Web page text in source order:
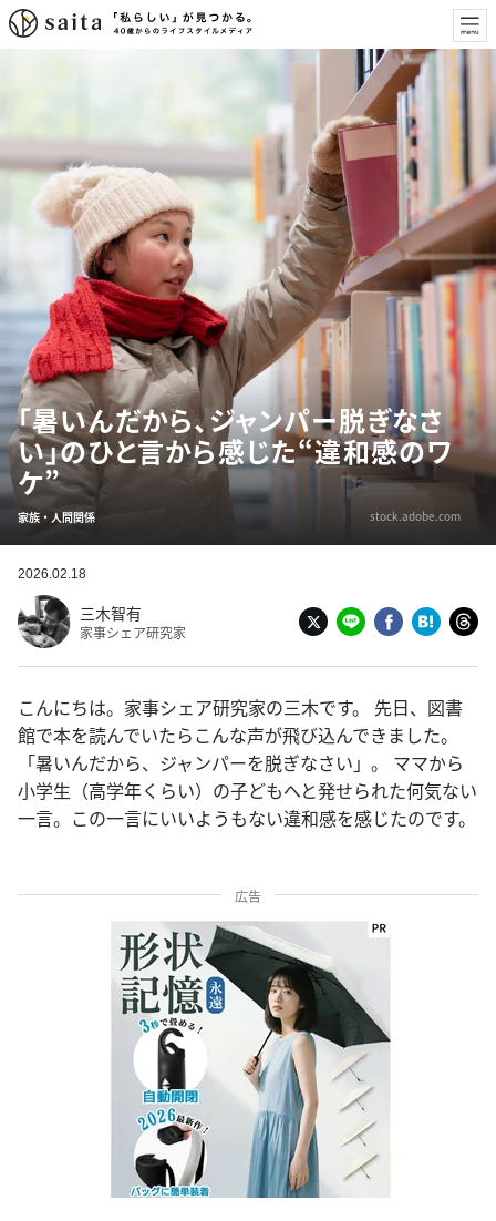
「暑いんだから、ジャンパー脱ぎなさ
い」のひと言から感じた“違和感のワ
ケ”
家族・人間関係 stock.adobe.com
2026.02.18
三木智有
家事シェア研究家
こんにちは。家事シェア研究家の三木です。 先日、図書
館で本を読んでいたらこんな声が飛び込んできました。
「暑いんだから、ジャンパーを脱ぎなさい」。 ママから
小学生（高学年くらい）の子どもへと発せられた何気ない
一言。この一言にいいようもない違和感を感じたのです。
広告